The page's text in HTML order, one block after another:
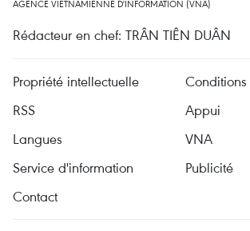
AGENCE VIETNAMIENNE D'INFORMATION (VNA)
Rédacteur en chef: TRÂN TIÊN DUÂN
Propriété intellectuelle
RSS
Appui
Langues
VNA
Service d'information
Publicité
Contact